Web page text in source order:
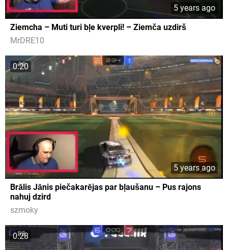
5 years ago
Ziemcha – Muti turi bļe kverpli! – Ziemča uzdirš
MrDRE10
0:20
5 years ago
Brālis Jānis piečakarējas par bļaušanu – Pus rajons
nahuj dzird
szmoky
0:28